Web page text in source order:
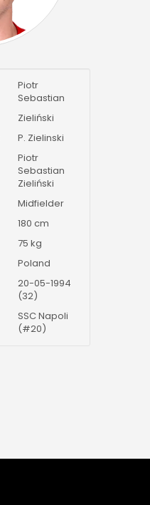
Piotr
Sebastian
Zieliński
P. Zielinski
Piotr
Sebastian
Zieliński
Midfielder
180 cm
75 kg
Poland
20-05-1994
(32)
SSC Napoli
(#20)